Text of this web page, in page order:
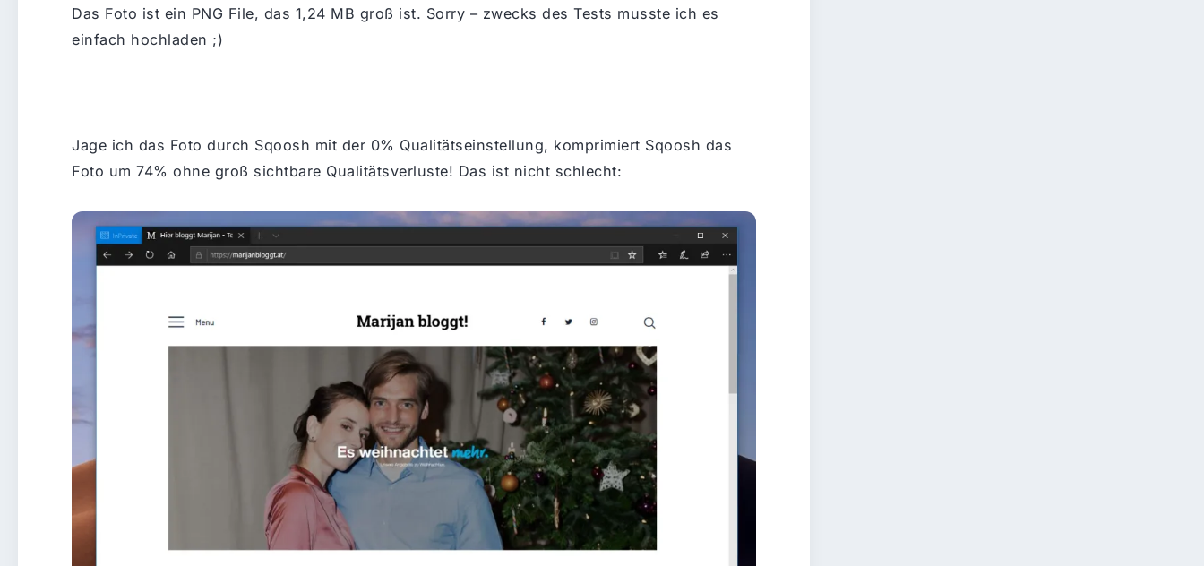
Das Foto ist ein PNG File, das 1,24 MB groß ist. Sorry – zwecks des Tests musste ich es
einfach hochladen ;)
Jage ich das Foto durch Sqoosh mit der 0% Qualitätseinstellung, komprimiert Sqoosh das
Foto um 74% ohne groß sichtbare Qualitätsverluste! Das ist nicht schlecht: